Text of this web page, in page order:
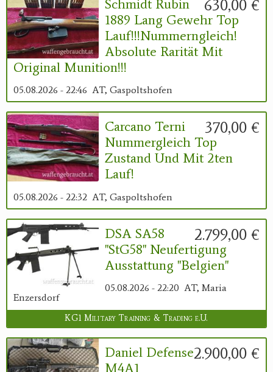
630,00 €
Schmidt Rubin
1889 Lang Gewehr Top
Lauf!!!Nummerngleich!
Absolute Rarität Mit
Original Munition!!!
05.08.2026 - 22:46 AT, Gaspoltshofen
370,00 €
Carcano Terni
Nummergleich Top
Zustand Und Mit 2ten
Lauf!
05.08.2026 - 22:32 AT, Gaspoltshofen
2.799,00 €
DSA SA58
"StG58" Neufertigung
Ausstattung "Belgien"
05.08.2026 - 22:20 AT, Maria
Enzersdorf
KG1 Military Training & Trading e.U.
2.900,00 €
Daniel Defense
M4A1